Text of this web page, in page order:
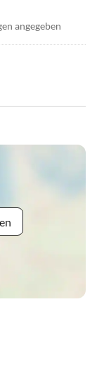
angegeben